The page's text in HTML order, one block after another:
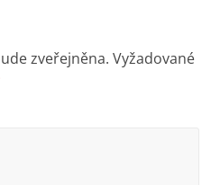
zveřejněna. Vyžadované